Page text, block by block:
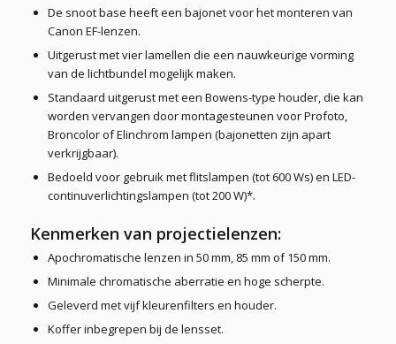
De snoot base heeft een bajonet voor het monteren van
Canon EF-lenzen.
Uitgerust met vier lamellen die een nauwkeurige vorming
van de lichtbundel mogelijk maken.
Standaard uitgerust met een Bowens-type houder, die kan
worden vervangen door montagesteunen voor Profoto,
Broncolor of Elinchrom lampen (bajonetten zijn apart
verkrijgbaar).
Bedoeld voor gebruik met flitslampen (tot 600 Ws) en LED-
continuverlichtingslampen (tot 200 W)*.
Kenmerken van projectielenzen:
Apochromatische lenzen in 50 mm, 85 mm of 150 mm.
Minimale chromatische aberratie en hoge scherpte.
Geleverd met vijf kleurenfilters en houder.
Koffer inbegrepen bij de lensset.